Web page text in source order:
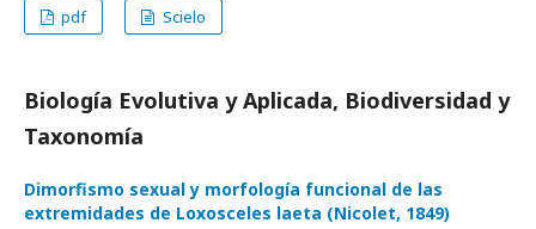
pdf
Scielo
Biología Evolutiva y Aplicada, Biodiversidad y
Taxonomía
Dimorfismo sexual y morfología funcional de las
extremidades de Loxosceles laeta (Nicolet, 1849)